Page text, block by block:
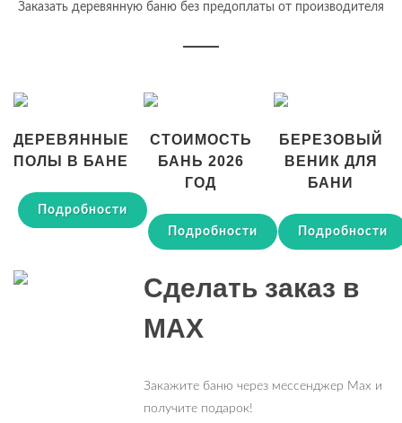
Заказать деревянную баню без предоплаты от производителя
ДЕРЕВЯННЫЕ
ПОЛЫ В БАНЕ
Подробности
СТОИМОСТЬ
БАНЬ 2026
ГОД
Подробности
БЕРЕЗОВЫЙ
ВЕНИК ДЛЯ
БАНИ
Подробности
Сделать заказ в
MAX
Закажите баню через мессенджер Max и
получите подарок!